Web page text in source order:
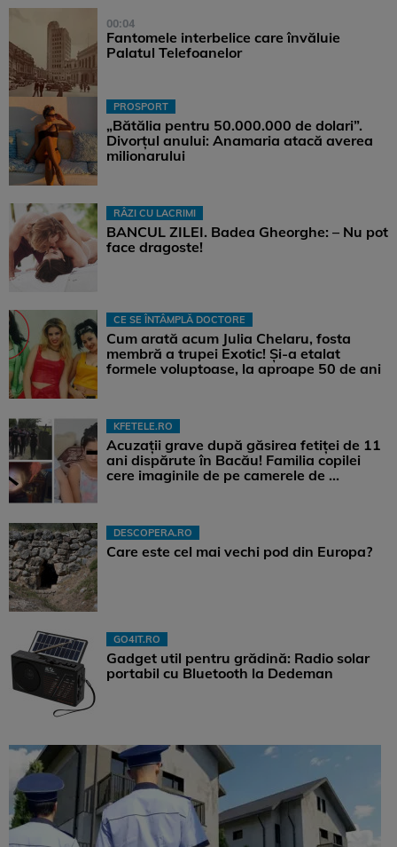
00:04
Fantomele interbelice care învăluie
Palatul Telefoanelor
PROSPORT
„Bătălia pentru 50.000.000 de dolari”.
Divorțul anului: Anamaria atacă averea
milionarului
RÂZI CU LACRIMI
BANCUL ZILEI. Badea Gheorghe: – Nu pot
face dragoste!
CE SE ÎNTÂMPLĂ DOCTORE
Cum arată acum Julia Chelaru, fosta
membră a trupei Exotic! Și-a etalat
formele voluptoase, la aproape 50 de ani
KFETELE.RO
Acuzații grave după găsirea fetiței de 11
ani dispărute în Bacău! Familia copilei
cere imaginile de pe camerele de ...
DESCOPERA.RO
Care este cel mai vechi pod din Europa?
GO4IT.RO
Gadget util pentru grădină: Radio solar
portabil cu Bluetooth la Dedeman